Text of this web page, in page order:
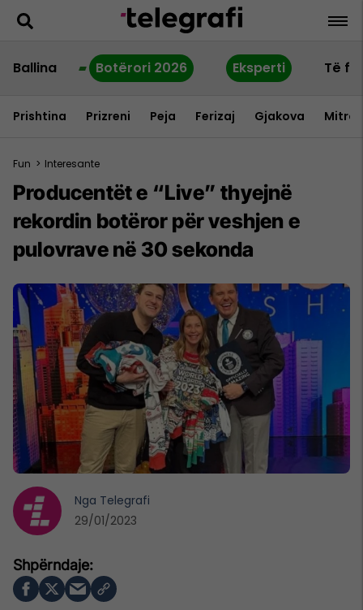
Ballina Botërori 2026 Eksperti Të
Prishtina Prizreni Peja Ferizaj Gjakova
Fun > Interesante
Producentët e “Live” thyejnë
rekordin botëror për veshjen e
pulovrave në 30 sekonda
Nga Telegrafi
29/01/2023